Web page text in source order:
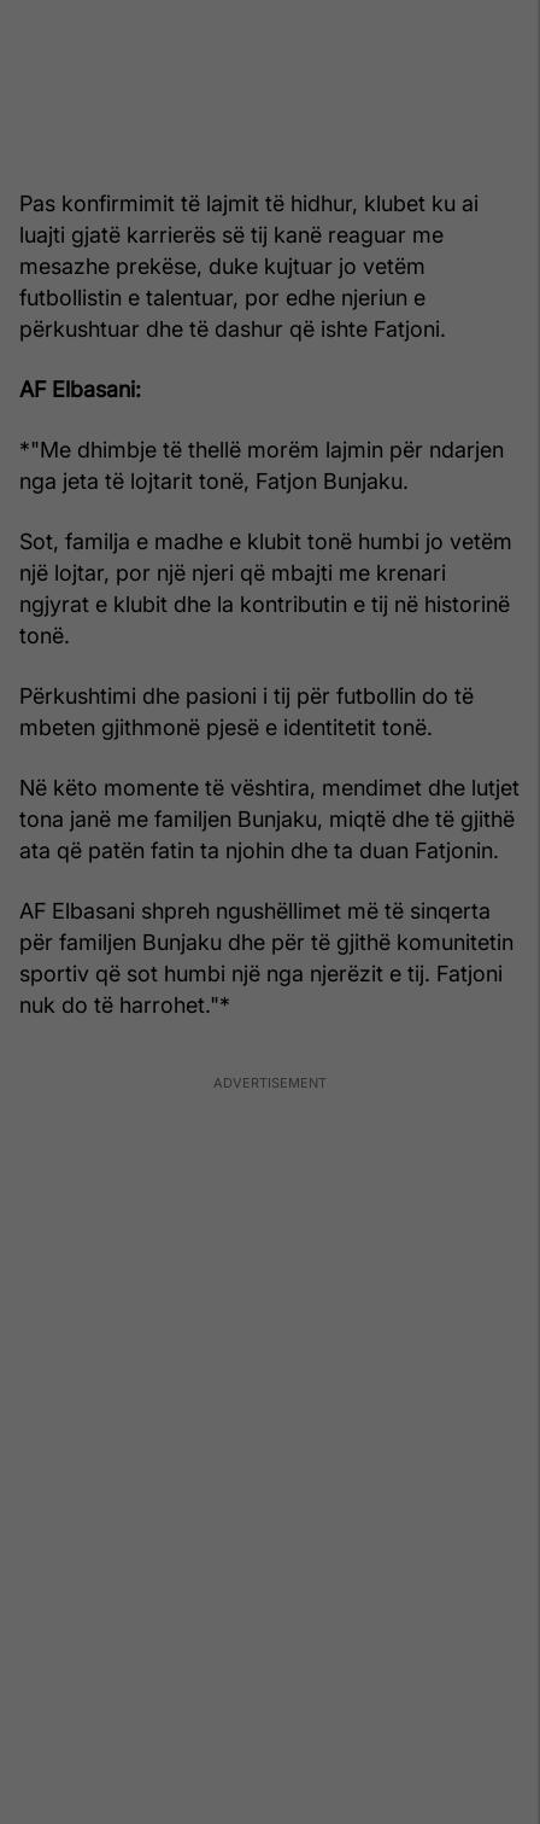
Pas konfirmimit të lajmit të hidhur, klubet ku ai
luajti gjatë karrierës së tij kanë reaguar me
mesazhe prekëse, duke kujtuar jo vetëm
futbollistin e talentuar, por edhe njeriun e
përkushtuar dhe të dashur që ishte Fatjoni.
AF Elbasani:
*"Me dhimbje të thellë morëm lajmin për ndarjen
nga jeta të lojtarit tonë, Fatjon Bunjaku.
Sot, familja e madhe e klubit tonë humbi jo vetëm
një lojtar, por një njeri që mbajti me krenari
ngjyrat e klubit dhe la kontributin e tij në historinë
tonë.
Përkushtimi dhe pasioni i tij për futbollin do të
mbeten gjithmonë pjesë e identitetit tonë.
Në këto momente të vështira, mendimet dhe lutjet
tona janë me familjen Bunjaku, miqtë dhe të gjithë
ata që patën fatin ta njohin dhe ta duan Fatjonin.
AF Elbasani shpreh ngushëllimet më të sinqerta
për familjen Bunjaku dhe për të gjithë komunitetin
sportiv që sot humbi një nga njerëzit e tij. Fatjoni
nuk do të harrohet."*